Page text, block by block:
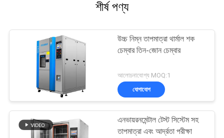
শীর্ষ পণ্য
উচ্চ নিম্ন তাপমাত্রা থার্মাল শক
চেম্বার তিন-জোন চেম্বার
আলোচনাযোগ্য MOQ:1
যোগাযোগ
এনভায়রনমেন্টাল টেস্ট সিস্টেম সহ
তাপমাত্রা এবং আর্দ্রতা পরীক্ষা